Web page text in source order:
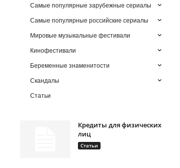
Самые популярные зарубежные сериалы
Самые популярные российские сериалы
Мировые музыкальные фестивали
Кинофестивали
Беременные знаменитости
Скандалы
Статьи
Кредиты для физических
лиц
Статьи